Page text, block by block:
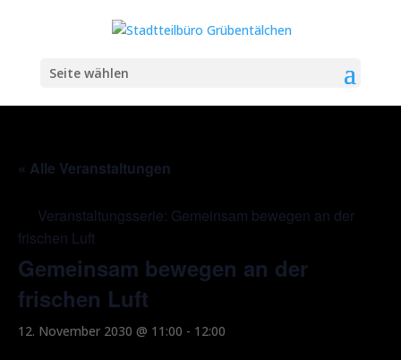
Seite wählen
« Alle Veranstaltungen
Veranstaltungsserie: Gemeinsam bewegen an der
frischen Luft
Gemeinsam bewegen an der
frischen Luft
12. November 2030 @ 11:00 - 12:00